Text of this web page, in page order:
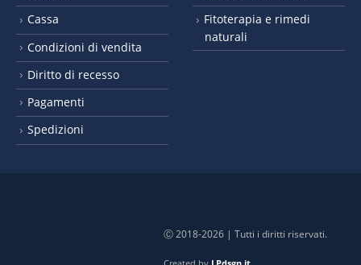
Cassa
Condizioni di vendita
Diritto di recesso
Pagamenti
Spedizioni
Fitoterapia e rimedi
naturali
Ⓒ 2018-2026 | Tutti i diritti riservati.
Created by LPdsgn.it